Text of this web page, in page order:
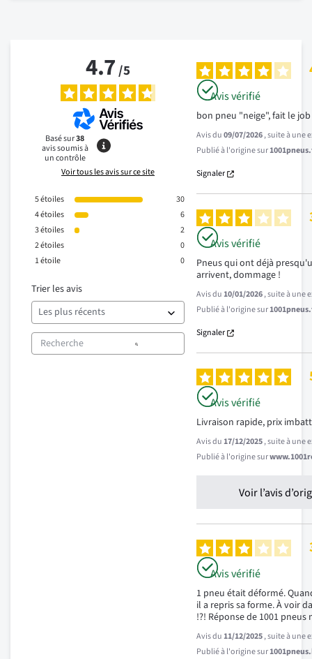
4.7/5
Basé sur38
avis soumis à
un contrôle
Voir tous les avis sur ce site
5étoiles
30
4étoiles
6
3étoiles
2
2étoiles
0
1étoile 0
Trier les avis
Avis vérifié
bon pneu "neige", fait le job
Avis du09/07/2026, suite à une
Publié à l'origine sur
Signaler
Avis vérifié
Pneus qui ont déjà
arrivent, dommage !
Avis du10/01/2026, suite à une
Publié à l'origine sur
Signaler
Avis vérifié
Livraison rapide, prix
Avis du17/12/2025, suite à une
Publié à l'origine sur
Voir l’avis
Avis vérifié
1 pneu était déformé.
il a repris sa forme. À voir
!?! Réponse de 1001 pneus
Avis du11/12/2025, suite à une
Publié à l'origine sur